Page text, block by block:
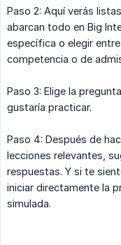
Paso 2: Aquí verás
abarcan todo en Big
específica o elegir
competencia o de
Paso 3: Elige la
gustaría practicar.
Paso 4: Después de
lecciones relevantes,
respuestas. Y si te
iniciar directamente la
simulada.